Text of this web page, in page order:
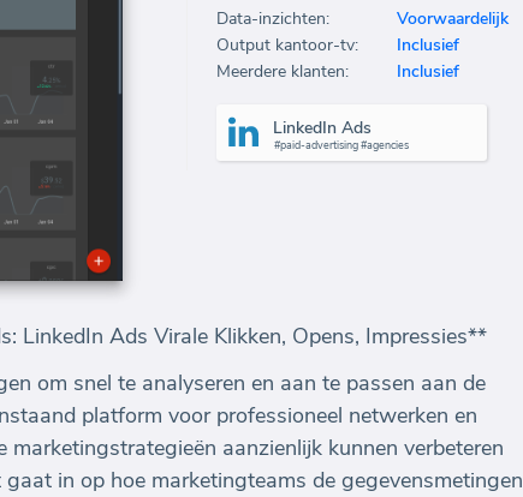
LinkedIn Ads Virale Klikken, Opens, Impressies**
om snel te analyseren en aan te passen aan de
platform voor professioneel netwerken en
aanzienlijk kunnen verbeteren
in op hoe marketingteams de gegevensmetingen
Data-inzichten:
Voorwaardelijk
Output kantoor-tv:
Inclusief
Meerdere klanten:
Inclusief
LinkedIn Ads
#paid-advertising #agencies